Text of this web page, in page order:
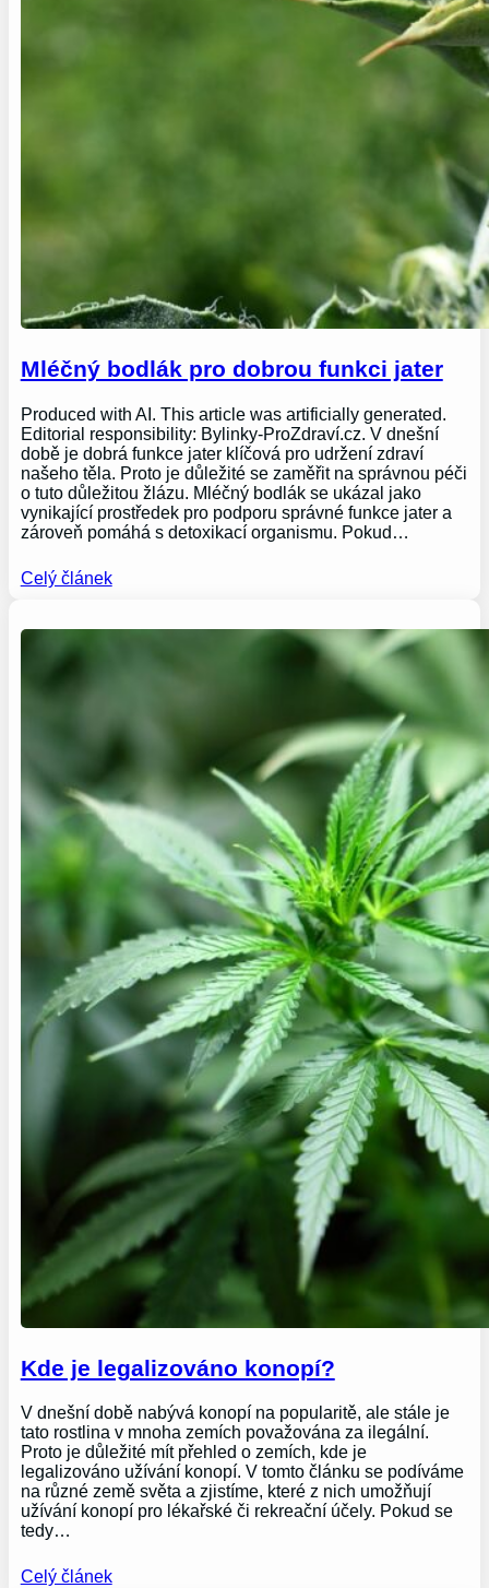
Mléčný bodlák pro dobrou funkci jater
Produced with AI. This article was artificially generated.
Editorial responsibility: Bylinky-ProZdraví.cz. V dnešní
době je dobrá funkce jater klíčová pro udržení zdraví
našeho těla. Proto je důležité se zaměřit na správnou péči
o tuto důležitou žlázu. Mléčný bodlák se ukázal jako
vynikající prostředek pro podporu správné funkce jater a
zároveň pomáhá s detoxikací organismu. Pokud…
Celý článek
Kde je legalizováno konopí?
V dnešní době nabývá konopí na popularitě, ale stále je
tato rostlina v mnoha zemích považována za ilegální.
Proto je důležité mít přehled o zemích, kde je
legalizováno užívání konopí. V tomto článku se podíváme
na různé země světa a zjistíme, které z nich umožňují
užívání konopí pro lékařské či rekreační účely. Pokud se
tedy…
Celý článek